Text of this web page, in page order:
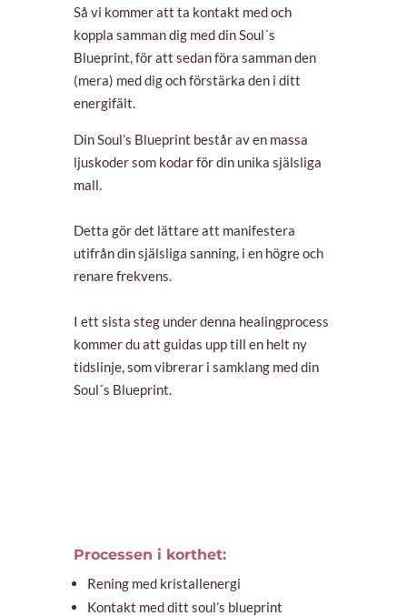
Så vi kommer att ta kontakt med och
koppla samman dig med din Soul´s
Blueprint, för att sedan föra samman den
(mera) med dig och förstärka den i ditt
energifält.
Din Soul’s Blueprint består av en massa
ljuskoder som kodar för din unika själsliga
mall.
Detta gör det lättare att manifestera
utifrån din själsliga sanning, i en högre och
renare frekvens.
I ett sista steg under denna healingprocess
kommer du att guidas upp till en helt ny
tidslinje, som vibrerar i samklang med din
Soul´s Blueprint.
Processen i korthet:
Rening med kristallenergi
Kontakt med ditt soul’s blueprint